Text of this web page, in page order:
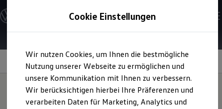
Hauptinhalt
springen
Footer
springen
Modelle & Konfigurator
Nutzfahrzeugkategorien entdecken
Modelle konfigurieren
Vorgängermodelle und Oldtimer
Vorgängermodelle
Oldtimer
Bulli Historie
Branchenlösungen & Gewerbekunden
Umbaulösungen und Hersteller finden
Volkswagen Original Motorenöl
Cookie Einstellungen
Wir nutzen Cookies, um Ihnen die bestmögliche
Nutzung unserer Webseite zu ermöglichen und
unsere Kommunikation mit Ihnen zu verbessern.
Wir berücksichtigen hierbei Ihre Präferenzen und
verarbeiten Daten für Marketing, Analytics und